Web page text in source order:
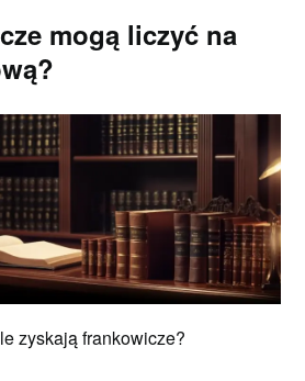
mogą liczyć na
zyskają frankowicze?